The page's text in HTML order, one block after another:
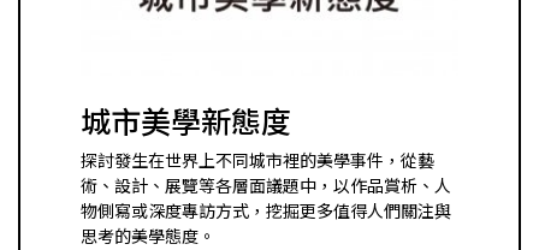
城市美學新態度
探討發生在世界上不同城市裡的美學事件，從藝
術、設計、展覽等各層面議題中，以作品賞析、人
物側寫或深度專訪方式，挖掘更多值得人們關注與
思考的美學態度。